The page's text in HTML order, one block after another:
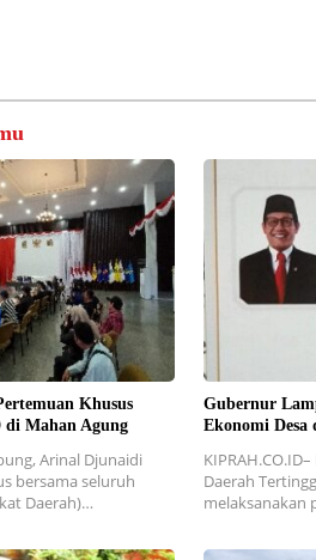
Khusus
di Mahan Agung
Arinal Djunaidi
bersama seluruh
Daerah)…
Gubernur
Ekonomi Desa
Daerah
melaksanakan